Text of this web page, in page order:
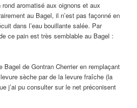
aromatisé aux oignons et aux
au Bagel, il n’est pas façonné en
dans l’eau bouillante salée. Par
ce pain est très semblable au Bagel :
Bagel de Gontran Cherrier en remplaçant
sèche par de la levure fraîche (la
j’ai pu consulter sur le net préconisent